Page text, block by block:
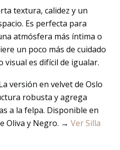
textura, calidez y un
Es perfecta para
atmósfera más íntima o
un poco más de cuidado
visual es difícil de igualar.
versión en velvet de Oslo
robusta y agrega
a la felpa. Disponible en
Oliva y Negro. → Ver Silla